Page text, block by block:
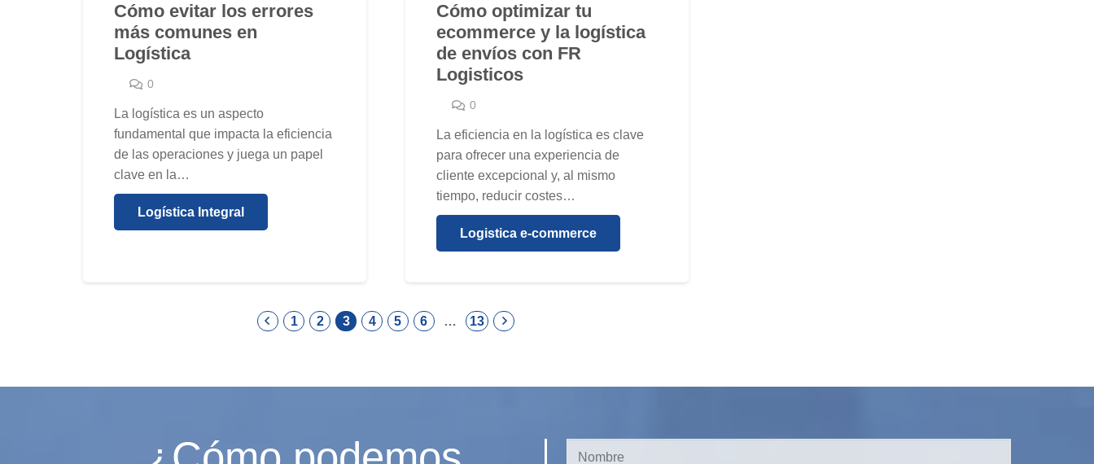
Cómo evitar los errores
más comunes en
Logística
0
La logística es un aspecto
fundamental que impacta la eficiencia
de las operaciones y juega un papel
clave en la…
Logística Integral
Cómo optimizar tu
ecommerce y la logística
de envíos con FR
Logisticos
0
La eficiencia en la logística es clave
para ofrecer una experiencia de
cliente excepcional y, al mismo
tiempo, reducir costes…
Logistica e-commerce
1 2 3 4 5 6 … 13